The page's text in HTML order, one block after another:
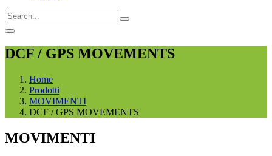
DCF / GPS MOVEMENTS
Home
Prodotti
MOVIMENTI
DCF / GPS MOVEMENTS
MOVIMENTI